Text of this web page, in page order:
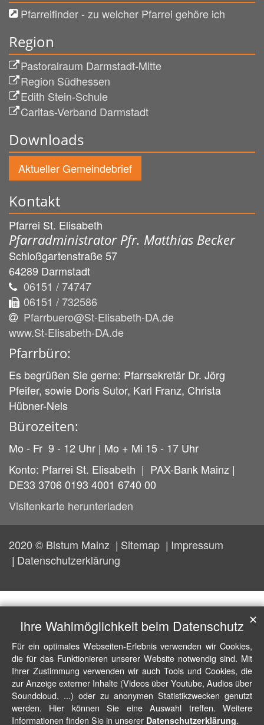
Pfarreifinder - zu welcher Pfarrei gehöre ich
Region
Pastoralraum Darmstadt-Mitte
Region Südhessen
Edith Stein-Schule
Caritas-Verband Darmstadt
Downloads
Aktueller Gemeindebrief
Kontakt
Pfarrei St. Elisabeth
Pfarradministrator Pfr. Matthias Becker
Schloßgartenstraße 57
64289 Darmstadt
06151 / 74747
06151 / 732586
Pfarrbuero@St-Elisabeth-DA.de
www.St-Elisabeth-DA.de
Pfarrbüro:
Es begrüßen Sie gerne: Pfarrsekretär Dr. Jörg
Pfeifer, sowie Doris Sutor, Karl Franz, Christa
Hübner-Nels
Bürozeiten:
Mo - Fr 9 - 12 Uhr | Mo + Mi 15 - 17 Uhr
Konto: Pfarrei St. Elisabeth | PAX-Bank Mainz |
DE33 3706 0193 4001 6740 00
Visitenkarte herunterladen
2020 © Bistum Mainz Sitemap
Impressum
Datenschutzerklärung
Ihre Wahlmöglichkeit beim Datenschutz
Für ein optimales Webseiten-Erlebnis verwenden wir Cookies,
die für das Funktionieren unserer Website notwendig sind. Mit
Ihrer Zustimmung verwenden wir auch Tools und Cookies, die
zur Anzeige externer Inhalte (Videos über Youtube, Audios über
Soundcloud, ...) oder zu anonymen Statistikzwecken genutzt
werden. Hier können Sie eine Auswahl treffen. Weitere
Informationen finden Sie in unserer Datenschutzerklärung.
✕